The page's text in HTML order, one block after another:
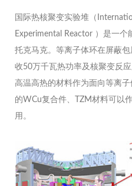
国际热核聚变实验堆（
Experimental Reactor ）是一
托克马克。等离子体环在屏蔽
收50万千瓦热功率及核聚变反
高温高热的材料作为面向等离
的WCu复合件、TZM材料可以
用。